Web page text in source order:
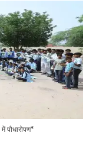
पौधारोपण*